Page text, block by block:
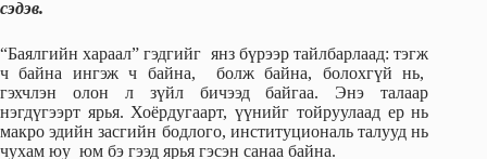
сэдэв.
“Баялгийн хараал” гэдгийг янз бүрээр тайлбарлаад: тэгж
ч байна ингэж ч байна, болж байна, болохгүй нь,
гэхчлэн олон л зүйл бичээд байгаа. Энэ талаар
нэгдүгээрт ярья. Хоёрдугаарт, үүнийг тойруулаад ер нь
макро эдийн засгийн бодлого, институциональ талууд нь
чухам юу юм бэ гээд ярья гэсэн санаа байна.